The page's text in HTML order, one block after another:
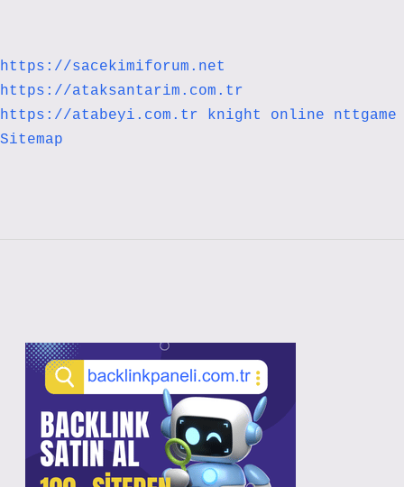
https://sacekimiforum.net
https://ataksantarim.com.tr
https://atabeyi.com.tr
knight online
nttgame
Sitemap